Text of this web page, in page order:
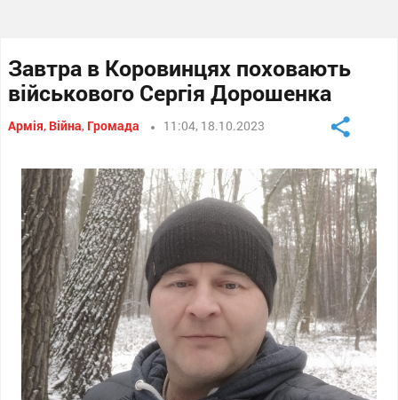
Завтра в Коровинцях поховають
військового Сергія Дорошенка
Армія, Війна, Громада 11:04, 18.10.2023